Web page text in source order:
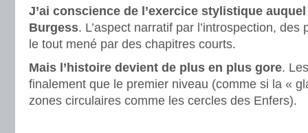
J’ai conscience de l’exercice stylistique
Burgess. L’aspect narratif par l’introspection,
le tout mené par des chapitres courts.
Mais l’histoire devient de plus en plus gore.
finalement que le premier niveau (comme si la «
zones circulaires comme les cercles des Enfers).